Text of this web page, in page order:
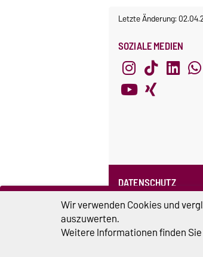
Letzte Änderung:
SOZIALE MEDIEN
DATENSCHUTZ
Wir verwenden Cookies und
auszuwerten.
Weitere Informationen finden